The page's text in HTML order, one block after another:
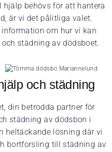
behövs för att hantera
är vi det pålitliga valet.
om hur vi kan
städning av dödsboet.
och städning
din betrodda partner för
städning av dödsbon i
heltäckande lösning där vi
bortforsling till städning av